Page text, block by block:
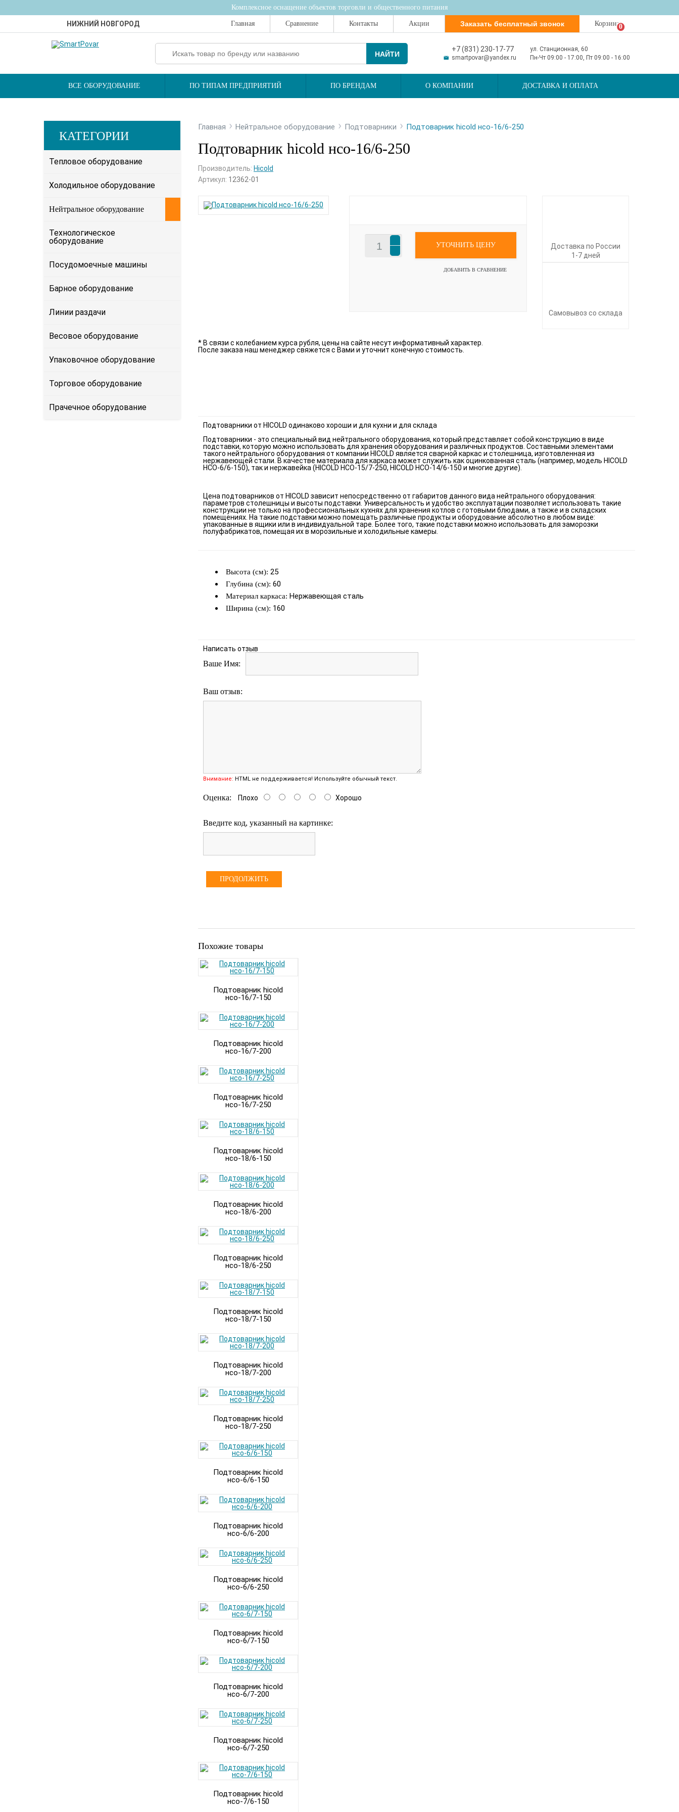
Комплексное оснащение объектов торговли и общественного питания
Главная Сравнение Контакты Акции Заказать бесплатный звонок Корзина0
НИЖНИЙ НОВГОРОД
НАЙТИ
+7 (831) 230-17-77
ул. Станционная, 60
smartpovar@yandex.ru
Пн-Чт 09:00 - 17:00, Пт 09:00 - 16:00
ВСЕ ОБОРУДОВАНИЕ ПО ТИПАМ ПРЕДПРИЯТИЙ ПО БРЕНДАМ О КОМПАНИИ ДОСТАВКА И ОПЛАТА
КАТЕГОРИИ
Тепловое оборудование
Холодильное оборудование
Нейтральное оборудование
Технологическое
оборудование
Посудомоечные машины
Барное оборудование
Линии раздачи
Весовое оборудование
Упаковочное оборудование
Торговое оборудование
Прачечное оборудование
Главная › Нейтральное оборудование › Подтоварники › Подтоварник hicold нсо-16/6-250
Подтоварник hicold нсо-16/6-250
Производитель: Hicold
Артикул: 12362-01
УТОЧНИТЬ ЦЕНУ
ДОБАВИТЬ В СРАВНЕНИЕ
Доставка по России
1-7 дней
Самовывоз со склада
* В связи с колебанием курса рубля, цены на сайте несут информативный характер.
После заказа наш менеджер свяжется с Вами и уточнит конечную стоимость.
Подтоварники от HICOLD одинаково хороши и для кухни и для склада
Подтоварники - это специальный вид нейтрального оборудования, который представляет собой конструкцию в виде
подставки, которую можно использовать для хранения оборудования и различных продуктов. Составными элементами
такого нейтрального оборудования от компании HICOLD является сварной каркас и столешница, изготовленная из
нержавеющей стали. В качестве материала для каркаса может служить как оцинкованная сталь (например, модель HICOLD
НСО-6/6-150), так и нержавейка (HICOLD НСО-15/7-250, HICOLD НСО-14/6-150 и многие другие).
Цена подтоварников от HICOLD зависит непосредственно от габаритов данного вида нейтрального оборудования:
параметров столешницы и высоты подставки. Универсальность и удобство эксплуатации позволяет использовать такие
конструкции не только на профессиональных кухнях для хранения котлов с готовыми блюдами, а также и в складских
помещениях. На такие подставки можно помещать различные продукты и оборудование абсолютно в любом виде:
упакованные в ящики или в индивидуальной таре. Более того, такие подставки можно использовать для заморозки
полуфабрикатов, помещая их в морозильные и холодильные камеры.
Высота (см): 25
Глубина (см): 60
Материал каркаса: Нержавеющая сталь
Ширина (см): 160
Написать отзыв
Ваше Имя:
Ваш отзыв:
Внимание: HTML не поддерживается! Используйте обычный текст.
Оценка: Плохо Хорошо
Введите код, указанный на картинке:
ПРОДОЛЖИТЬ
Похожие товары
Подтоварник hicold
нсо-16/7-150
Подтоварник hicold
нсо-16/7-200
Подтоварник hicold
нсо-16/7-250
Подтоварник hicold
нсо-18/6-150
Подтоварник hicold
нсо-18/6-200
Подтоварник hicold
нсо-18/6-250
Подтоварник hicold
нсо-18/7-150
Подтоварник hicold
нсо-18/7-200
Подтоварник hicold
нсо-18/7-250
Подтоварник hicold
нсо-6/6-150
Подтоварник hicold
нсо-6/6-200
Подтоварник hicold
нсо-6/6-250
Подтоварник hicold
нсо-6/7-150
Подтоварник hicold
нсо-6/7-200
Подтоварник hicold
нсо-6/7-250
Подтоварник hicold
нсо-7/6-150